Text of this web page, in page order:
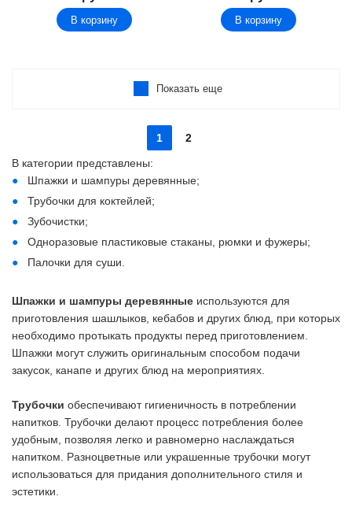
В корзину В корзину
Показать еще
1
2
В категории представлены:
Шпажки и шампуры деревянные;
Трубочки для коктейлей;
Зубочистки;
Одноразовые пластиковые стаканы, рюмки и фужеры;
Палочки для суши.
Шпажки и шампуры деревянные используются для
приготовления шашлыков, кебабов и других блюд, при которых
необходимо протыкать продукты перед приготовлением.
Шпажки могут служить оригинальным способом подачи
закусок, канапе и других блюд на мероприятиях.
Трубочки обеспечивают гигиеничность в потреблении
напитков. Трубочки делают процесс потребления более
удобным, позволяя легко и равномерно наслаждаться
напитком. Разноцветные или украшенные трубочки могут
использоваться для придания дополнительного стиля и
эстетики.